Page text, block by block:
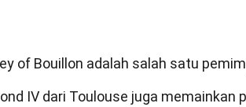
of Bouillon adalah salah satu
IV dari Toulouse juga memainkan